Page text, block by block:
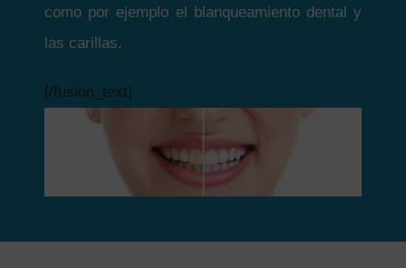
como por ejemplo el blanqueamiento dental y
las carillas.
[/fusion_text]